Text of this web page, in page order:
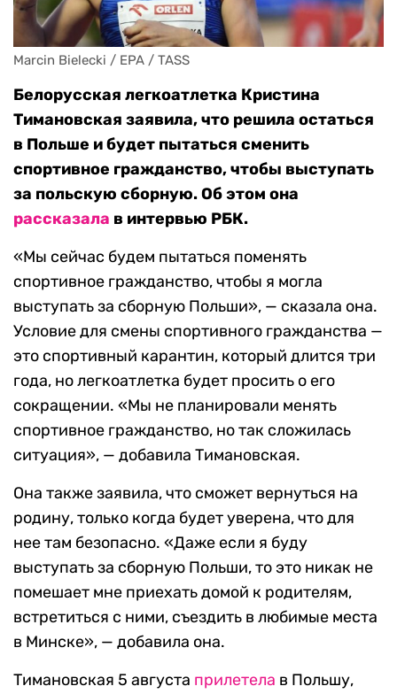
Marcin Bielecki / EPA / TASS
Белорусская легкоатлетка Кристина
Тимановская заявила, что решила остаться
в Польше и будет пытаться сменить
спортивное гражданство, чтобы выступать
за польскую сборную. Об этом она
рассказала в интервью РБК.
«Мы сейчас будем пытаться поменять
спортивное гражданство, чтобы я могла
выступать за сборную Польши», — сказала она.
Условие для смены спортивного гражданства —
это спортивный карантин, который длится три
года, но легкоатлетка будет просить о его
сокращении. «Мы не планировали менять
спортивное гражданство, но так сложилась
ситуация», — добавила Тимановская.
Она также заявила, что сможет вернуться на
родину, только когда будет уверена, что для
нее там безопасно. «Даже если я буду
выступать за сборную Польши, то это никак не
помешает мне приехать домой к родителям,
встретиться с ними, съездить в любимые места
в Минске», — добавила она.
Тимановская 5 августа прилетела в Польшу,